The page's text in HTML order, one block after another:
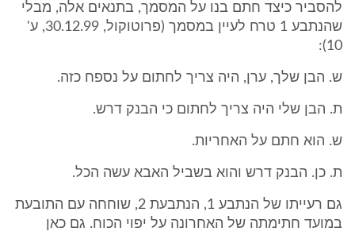
להסביר כיצד חתם בנו על המסמך, בתנאים אלה, מבלי
שהנתבע 1 טרח לעיין במסמך (פרוטוקול, 30.12.99, ע'
10):
ש. הבן שלך, ערן, היה צריך לחתום על נספח כזה.
ת. הבן שלי היה צריך לחתום כי הבנק דרש.
ש. הוא חתם על האחריות.
ת. כן. הבנק דרש והוא בשביל האבא עשה הכל.
גם רעייתו של הנתבע 1, הנתבעת 2, שוחחה עם התובעת
במועד חתימתה של האחרונה על יפוי הכוח. גם כאן